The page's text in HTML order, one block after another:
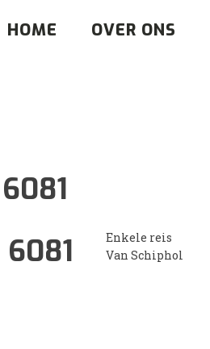
HOME OVER ONS
6081
6081
Enkele reis
Van Schiphol